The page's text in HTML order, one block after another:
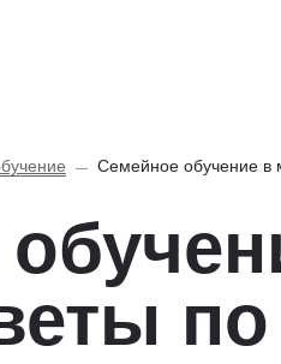
Семейное обучение в
по